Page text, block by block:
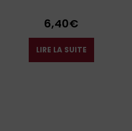
6,40€
LIRE LA SUITE